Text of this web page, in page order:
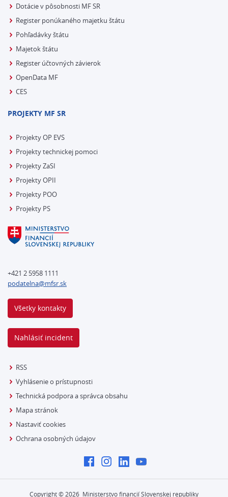
Dotácie v pôsobnosti MF SR
Register ponúkaného majetku štátu
Pohľadávky štátu
Majetok štátu
Register účtovných závierok
OpenData MF
CES
PROJEKTY MF SR
Projekty OP EVS
Projekty technickej pomoci
Projekty ZaSI
Projekty OPII
Projekty POO
Projekty PS
+421 2 5958 1111
podatelna@mfsr.sk
Všetky kontakty
Nahlásiť incident
RSS
Vyhlásenie o prístupnosti
Technická podpora a správca obsahu
Mapa stránok
Nastaviť cookies
Ochrana osobných údajov
Copyright © 2026 Ministerstvo financií Slovenskej republiky